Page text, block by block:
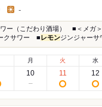
-
ー（こだわり酒場） ■＜メガ
クサワー ■ レモンジンジャー
月
10
火
11
水
12